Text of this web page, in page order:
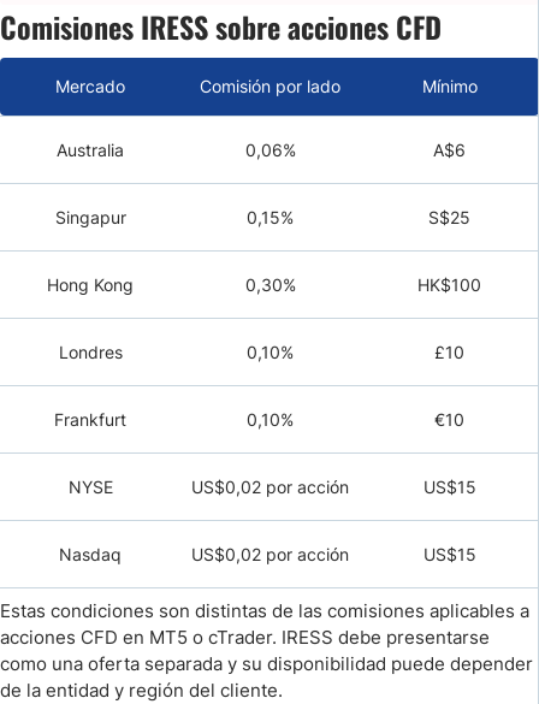
Comisiones IRESS sobre acciones CFD
Mercado Comisión por lado Mínimo
Australia 0,06% A$6
Singapur 0,15% S$25
Hong Kong 0,30% HK$100
Londres 0,10% £10
Frankfurt 0,10% €10
NYSE US$0,02 por acción US$15
Nasdaq US$0,02 por acción US$15
Estas condiciones son distintas de las comisiones aplicables a
acciones CFD en MT5 o cTrader. IRESS debe presentarse
como una oferta separada y su disponibilidad puede depender
de la entidad y región del cliente.